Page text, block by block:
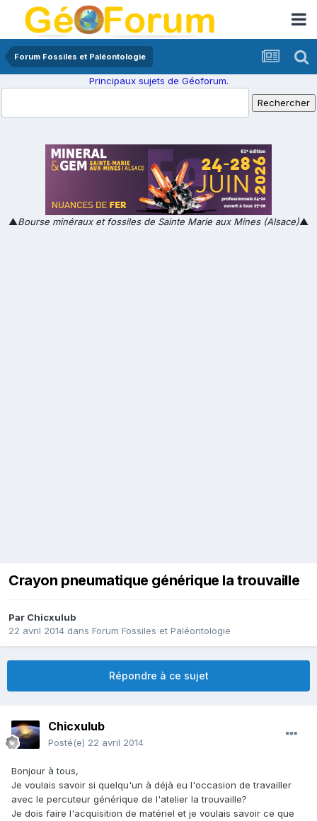
Forum Fossiles et Paléontologie
Principaux sujets de Géoforum.
▲Bourse minéraux et fossiles de Sainte Marie aux Mines (Alsace)▲
Crayon pneumatique générique la trouvaille
Par Chicxulub
22 avril 2014 dans Forum Fossiles et Paléontologie
Répondre à ce sujet
Chicxulub
Posté(e) 22 avril 2014
Bonjour à tous,
Je voulais savoir si quelqu'un à déjà eu l'occasion de travailler
avec le percuteur générique de l'atelier la trouvaille?
Je dois faire l'acquisition de matériel et je voulais savoir ce que